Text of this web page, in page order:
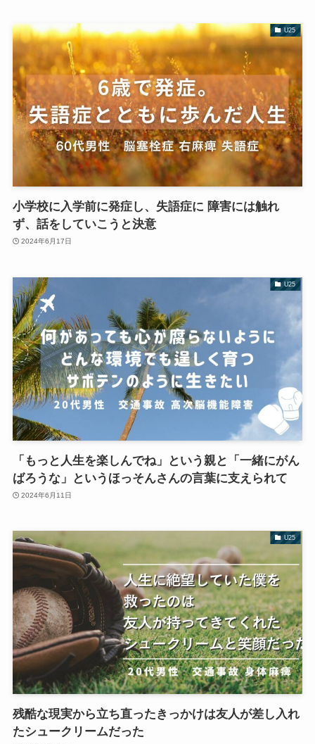
U25
小学校に入学前に発症し、失語症に 障害には触れ
ず、話をしていこうと決意
2024年6月17日
U25
「もっと人生を楽しんでね」という親と「一緒にがん
ばろうな」というほっそんさんの言葉に支えられて
2024年6月11日
U25
残酷な現実から立ち直ったきっかけは友人が差し入れ
たシュークリームだった